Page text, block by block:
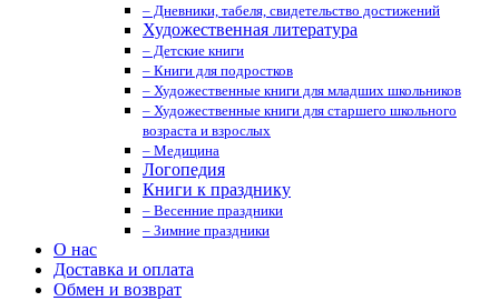
– Дневники, табеля, свидетельство достижений
Художественная литература
– Детские книги
– Книги для подростков
– Художественные книги для младших школьников
– Художественные книги для старшего школьного
возраста и взрослых
– Медицина
Логопедия
Книги к празднику
– Весенние праздники
– Зимние праздники
О нас
Доставка и оплата
Обмен и возврат